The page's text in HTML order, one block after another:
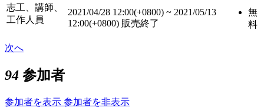
志工、講師、
工作人員
2021/04/28 12:00(+0800) ~ 2021/05/13
12:00(+0800) 販売終了
無
料
次へ
94 参加者
参加者を表示 参加者を非表示